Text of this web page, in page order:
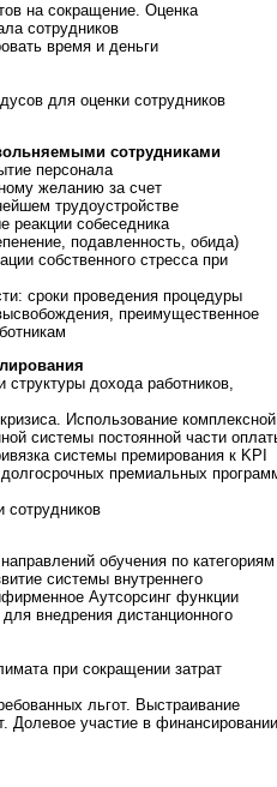
на сокращение. Оценка
сотрудников
время и деньги
для оценки сотрудников
сотрудниками
персонала
желанию за счет
трудоустройстве
реакции собеседника
подавленность, обида)
собственного стресса при
сроки проведения процедуры
преимущественное
дохода работников,
Использование комплексной
системы постоянной части
системы премирования к KPI
премиальных
сотрудников
обучения по категориям
системы внутреннего
Аутсорсинг функции
внедрения дистанционного
при сокращении затрат
льгот. Выстраивание
Долевое участие в финансировании